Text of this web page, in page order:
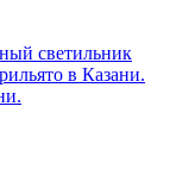
светильник
в Казани.
.